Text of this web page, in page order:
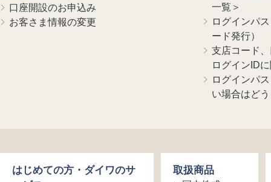
口座開設のお申込み
お客さま情報の変更
一覧＞
ログインパ
ード発行）
支店コード
ログインID
ログインパ
い場合はど
はじめての方・ダイワのサ
取扱商品